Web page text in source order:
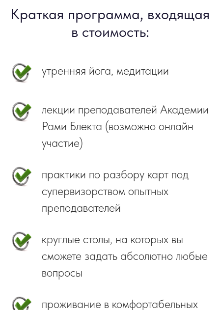
Краткая программа, входящая
в стоимость:
утренняя йога, медитации
лекции преподавателей Академии
Рами Блекта (возможно онлайн
участие)
практики по разбору карт под
супервизорством опытных
преподавателей
круглые столы, на которых вы
сможете задать абсолютно любые
вопросы
проживание в комфортабельных